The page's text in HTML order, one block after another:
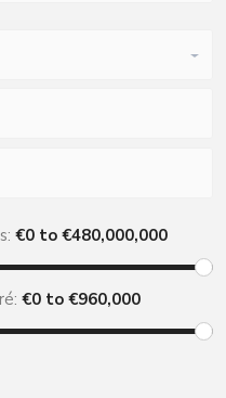
€0 to €480,000,000
€0 to €960,000